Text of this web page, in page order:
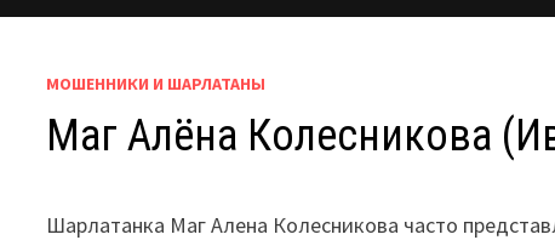
МОШЕННИКИ И ШАРЛАТАНЫ
Маг Алёна Колесникова
Шарлатанка Маг Алена Колесникова часто